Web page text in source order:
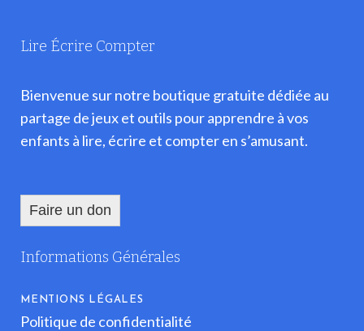
Lire Écrire Compter
Bienvenue sur notre boutique gratuite dédiée au
partage de jeux et outils pour apprendre à vos
enfants à lire, écrire et compter en s’amusant.
Faire un don
Informations Générales
MENTIONS LÉGALES
Politique de confidentialité